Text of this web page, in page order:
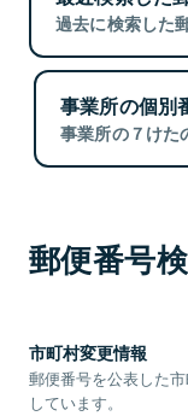
過去に検索した
事業所の個別
事業所の７けた
郵便番号
市町村変更情報
郵便番号を公表した
しています。